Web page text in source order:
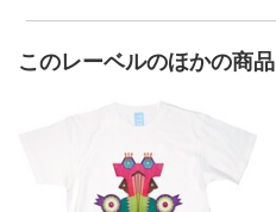
このレーベルのほかの商品